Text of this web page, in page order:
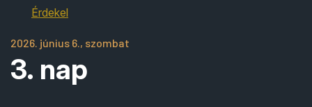
Érdekel
2026. június 6., szombat
3. nap